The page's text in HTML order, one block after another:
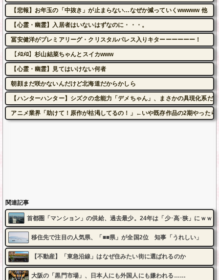
【悲報】お年玉の「中抜き」が止まらない…なぜか減っていくwwwww 他
【心霊・幽霊】入居者はいないはずなのに・・・。
冨安健洋がプレミアリーグ・クリスタルパレス入りキターーーーーー！
【ﾒﾛﾒﾛ】杉山結菜ちゃんとスイカwww
【心霊・幽霊】見てはいけない何者
朝顔まだ咲かないんだけど北海道だからかしら
【ハンターハンター】シズクの念能力「デメちゃん」、まさかの具現化系だ
アニメ業界「助けて！原作が枯渇してるの！」←いや既存作品の2期やったら
関連記事
首都圏「マンション」の供給、過去最少。24年は「少･高･狭」にｗｗ
移住先で注目の人気県、「■■県」が全国2位 知事「うれしい」
【不動産】「東急沿線」はなぜ住みたい街に選ばれるのか
大阪の「黒門市場」、日本人にも外国人にも嫌われる……